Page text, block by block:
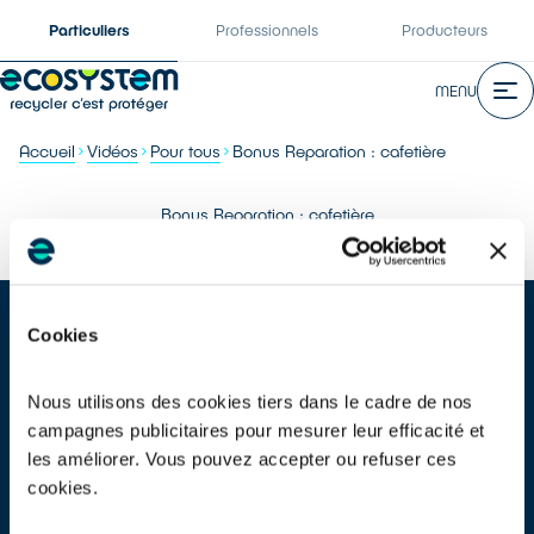
Cookies
Nous utilisons des cookies tiers dans le cadre de nos
campagnes publicitaires pour mesurer leur efficacité et
les améliorer. Vous pouvez accepter ou refuser ces
cookies.
Particuliers Professionnels Producteurs
MENU
Accueil Vidéos Pour tous Bonus Reparation : cafetière
Bonus Reparation : cafetière
Tu veux savoir comment économiser 15 € ? Si ta cafetière est en
panne, fais-la réparer avec le bonus réparation. Trouve un